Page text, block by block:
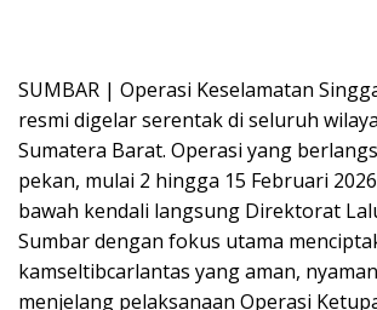
SUMBAR | Operasi Keselamatan
resmi digelar serentak di seluruh
Sumatera Barat. Operasi yang
pekan, mulai 2 hingga 15 Februari
bawah kendali langsung Direktorat
Sumbar dengan fokus utama
kamseltibcarlantas yang aman,
menjelang pelaksanaan Operasi